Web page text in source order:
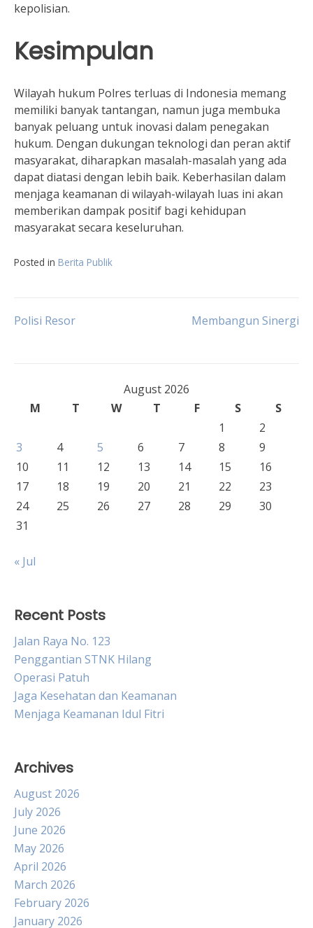
kepolisian.
Kesimpulan
Wilayah hukum Polres terluas di Indonesia memang
memiliki banyak tantangan, namun juga membuka
banyak peluang untuk inovasi dalam penegakan
hukum. Dengan dukungan teknologi dan peran aktif
masyarakat, diharapkan masalah-masalah yang ada
dapat diatasi dengan lebih baik. Keberhasilan dalam
menjaga keamanan di wilayah-wilayah luas ini akan
memberikan dampak positif bagi kehidupan
masyarakat secara keseluruhan.
Posted in Berita Publik
Post
Polisi Resor Membangun Sinergi
August 2026
M
T W T F S
S
1
2
3
4 5 6 7 8
9
10
11 12 13 14 15
16
17
18 19 20 21 22
23
24
25 26 27 28 29
30
31
« Jul
Recent Posts
Jalan Raya No. 123
Penggantian STNK Hilang
Operasi Patuh
Jaga Kesehatan dan Keamanan
Menjaga Keamanan Idul Fitri
Archives
August 2026
July 2026
June 2026
May 2026
April 2026
March 2026
February 2026
January 2026